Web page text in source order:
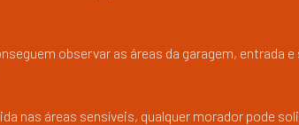
observar as áreas da garagem, entrada
nas áreas sensíveis, qualquer morador pode